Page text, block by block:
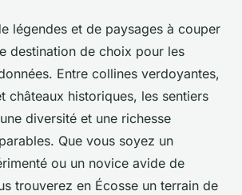
légendes et de paysages à couper
destination de choix pour les
Entre collines verdoyantes,
châteaux historiques, les sentiers
diversité et une richesse
Que vous soyez un
ou un novice avide de
trouverez en Écosse un terrain de